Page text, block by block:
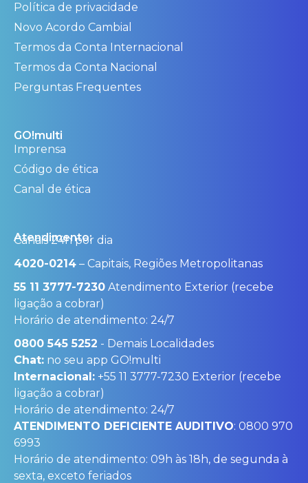
Política de privacidade
Novo Acordo Cambial
Termos da Conta Internacional
Termos da Conta Nacional
Perguntas Frequentes
GO!multi
Imprensa
Código de ética
Canal de ética
Atendimento:
Canais 24h por dia
4020-0214 – Capitais, Regiões Metropolitanas
55 11 3777-7230 Atendimento Exterior (recebe
ligação a cobrar)
Horário de atendimento: 24/7
0800 545 5252 - Demais Localidades
Chat: no seu app GO!multi
Internacional: +55 11 3777-7230 Exterior (recebe
ligação a cobrar)
Horário de atendimento: 24/7
ATENDIMENTO DEFICIENTE AUDITIVO: 0800 970
6993
Horário de atendimento: 09h às 18h, de segunda à
sexta, exceto feriados